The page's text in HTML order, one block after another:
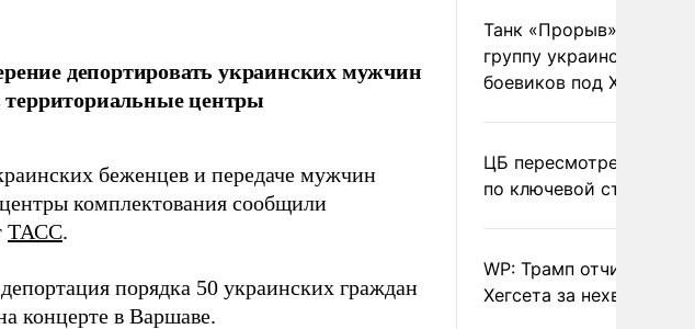
депортировать украинских мужчин
территориальные центры
беженцев и передаче мужчин
комплектования сообщили
ТАСС.
порядка 50 украинских граждан
концерте в Варшаве.
Танк «Прорыв»
группу украинских
боевиков под
ЦБ пересмотрел
по ключевой ставке
WP: Трамп отчитал
Хегсета за нехватку